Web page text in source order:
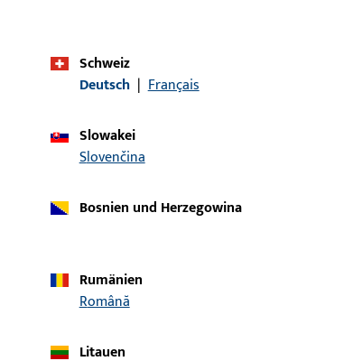
Oberflächenbeschreibung
Bruttogewicht
Verpackungseinheit
Mindestbestelleinheit
Daten Downloads
Schweiz
Deutsch | Français
Slowakei
Slovenčina
Bosnien und Herzegowina
Rumänien
Română
Litauen